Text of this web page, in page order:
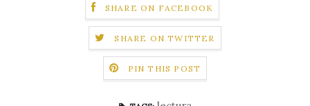
SHARE ON FACEBOOK
SHARE ON TWITTER
PIN THIS POST